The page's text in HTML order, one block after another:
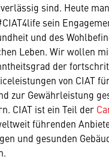
sind. Heute
sein
und des
Leben. Wir wollen
der
von CIAT
zur Gewährleistung
CIAT ist ein Teil der
führenden
und gesunden